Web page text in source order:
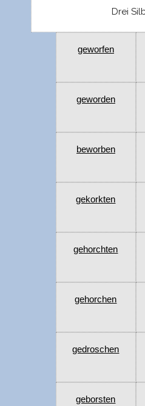
Drei
geworfen
geworden
beworben
gekorkten
gehorchten
gehorchen
gedroschen
geborsten